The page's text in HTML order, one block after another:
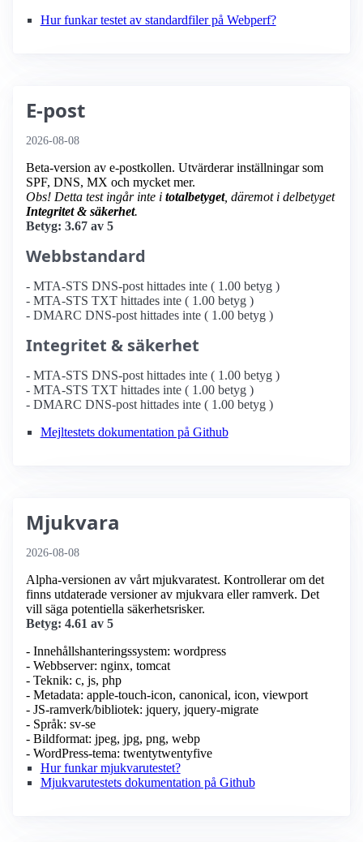
Hur funkar testet av standardfiler på Webperf?
E-post
2026-08-08
Beta-version av e-postkollen. Utvärderar inställningar som
SPF, DNS, MX och mycket mer.
Obs! Detta test ingår inte i totalbetyget, däremot i delbetyget
Integritet & säkerhet.
Betyg: 3.67 av 5
Webbstandard
- MTA-STS DNS-post hittades inte ( 1.00 betyg )
- MTA-STS TXT hittades inte ( 1.00 betyg )
- DMARC DNS-post hittades inte ( 1.00 betyg )
Integritet & säkerhet
- MTA-STS DNS-post hittades inte ( 1.00 betyg )
- MTA-STS TXT hittades inte ( 1.00 betyg )
- DMARC DNS-post hittades inte ( 1.00 betyg )
Mejltestets dokumentation på Github
Mjukvara
2026-08-08
Alpha-versionen av vårt mjukvaratest. Kontrollerar om det
finns utdaterade versioner av mjukvara eller ramverk. Det
vill säga potentiella säkerhetsrisker.
Betyg: 4.61 av 5
- Innehållshanteringssystem: wordpress
- Webbserver: nginx, tomcat
- Teknik: c, js, php
- Metadata: apple-touch-icon, canonical, icon, viewport
- JS-ramverk/bibliotek: jquery, jquery-migrate
- Språk: sv-se
- Bildformat: jpeg, jpg, png, webp
- WordPress-tema: twentytwentyfive
Hur funkar mjukvarutestet?
Mjukvarutestets dokumentation på Github